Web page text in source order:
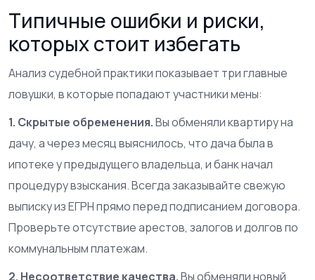
Типичные ошибки и риски,
которых стоит избегать
Анализ судебной практики показывает три главные
ловушки, в которые попадают участники мены:
1. Скрытые обременения.Вы обменяли квартиру на
дачу, а через месяц выяснилось, что дача была в
ипотеке у предыдущего владельца, и банк начал
процедуру взыскания. Всегда заказывайте свежую
выписку из ЕГРН прямо перед подписанием договора.
Проверьте отсутствие арестов, залогов и долгов по
коммунальным платежам.
2. Несоответствие качества.Вы обменяли новый